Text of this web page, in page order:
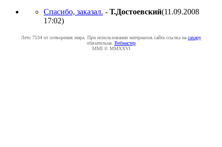
Спасибо, заказал. - Т.Достоевский(11.09.2008
17:02)
Лето 7534 от сотворения мира. При использовании материалов сайта ссылка на caxapу
обязательна. Вебмастер
MMI © MMXXVI